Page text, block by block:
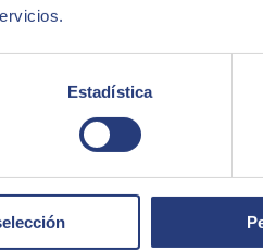
Estadística